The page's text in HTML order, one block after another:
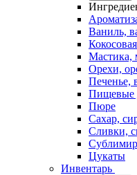
Ваниль,
Мастика,
Орехи,
Печенье,
Пищевые
Пюре
Сахар,
Сливки,
Цукаты
Инвентарь